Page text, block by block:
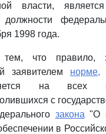
власти,
должности
1998 года.
что правило,
заявителем норме,
на всех
с
закона "О
в